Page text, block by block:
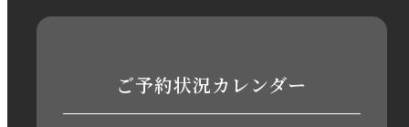
2023年8月
ご予約状況カレンダー